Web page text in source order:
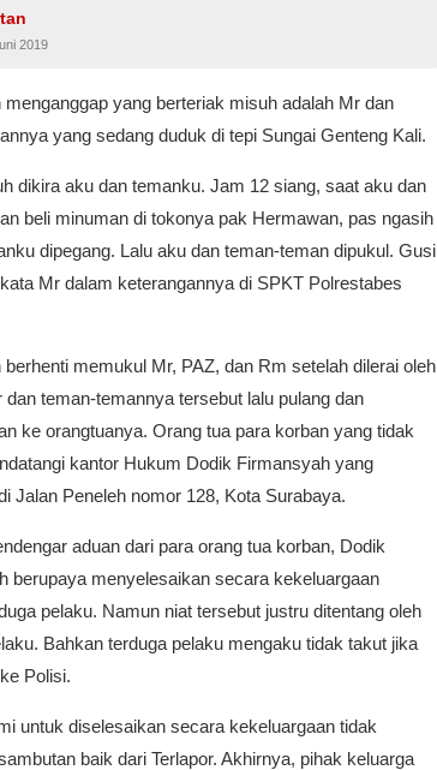
2019
menganggap yang berteriak misuh adalah Mr dan
yang sedang duduk di tepi Sungai Genteng Kali.
dikira aku dan temanku. Jam 12 siang, saat aku dan
beli minuman di tokonya pak Hermawan, pas ngasih
dipegang. Lalu aku dan teman-teman dipukul. Gusi
Mr dalam keterangannya di SPKT Polrestabes
berhenti memukul Mr, PAZ, dan Rm setelah dilerai oleh
dan teman-temannya tersebut lalu pulang dan
ke orangtuanya. Orang tua para korban yang tidak
kantor Hukum Dodik Firmansyah yang
Jalan Peneleh nomor 128, Kota Surabaya.
aduan dari para orang tua korban, Dodik
berupaya menyelesaikan secara kekeluargaan
pelaku. Namun niat tersebut justru ditentang oleh
Bahkan terduga pelaku mengaku tidak takut jika
Polisi.
untuk diselesaikan secara kekeluargaan tidak
baik dari Terlapor. Akhirnya, pihak keluarga